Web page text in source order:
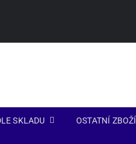
SKLADU OSTATNÍ ZBOŽÍ